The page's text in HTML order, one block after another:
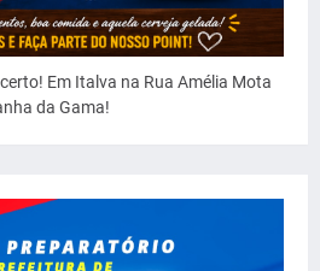
Em Italva na Rua Amélia Mota
da Gama!